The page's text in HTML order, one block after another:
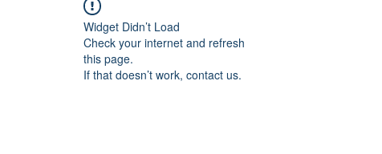
Widget Didn’t Load
Check your internet and refresh
this page.
If that doesn’t work, contact us.